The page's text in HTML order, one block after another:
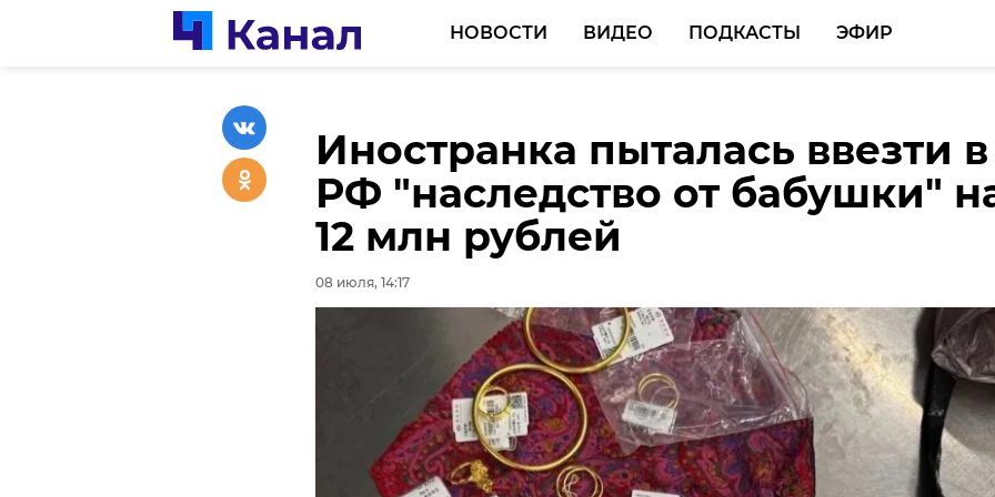
НОВОСТИ ВИДЕО ПОДКАСТЫ ЭФИР
Иностранка пыталась ввезти в
РФ "наследство от бабушки"
12 млн рублей
08 июля, 14:17
Сергей Перминов: МОК сделал
шаг навстречу здравому
смыслу
08 июля, 12:07
Евгений Барановский: Для нас
важно, чтобы Ивангород
встретил праздник
удобным и ухоженным